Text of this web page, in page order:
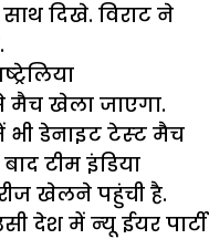
दिखे. विराट ने
मैच खेला जाएगा.
डेनाइट टेस्‍ट मैच
टीम इंडिया
खेलने पहुंची है.
देश में न्‍यू ईयर पार्टी